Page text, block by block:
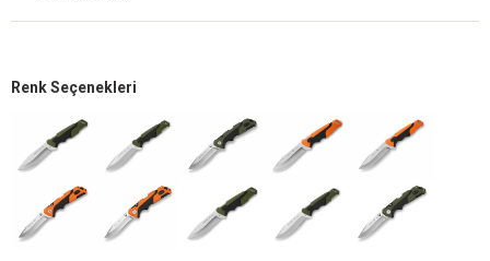
Renk Seçenekleri